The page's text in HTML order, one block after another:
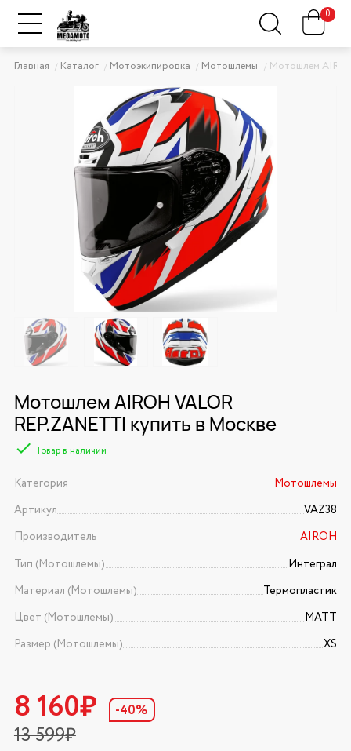
0
Главная Каталог Мотоэкипировка Мотошлемы Мотошлем
Мотошлем AIROH VALOR
REP.ZANETTI купить в Москве
Товар в наличии
Категория
Мотошлемы
Артикул
VAZ38
Производитель
AIROH
Тип (Мотошлемы)
Интеграл
Материал (Мотошлемы)
Термопластик
Цвет (Мотошлемы)
MATT
Размер (Мотошлемы)
XS
8 160₽
13 599₽
-40%